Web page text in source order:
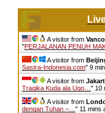
A visitor from
"PERJALANAN PENUH
A visitor from
Sastra-Indonesia.com" 9
A visitor from
Tragika Kuda ala Ugo… " 10
A visitor from
dengan Tuhan –… " 11 mins